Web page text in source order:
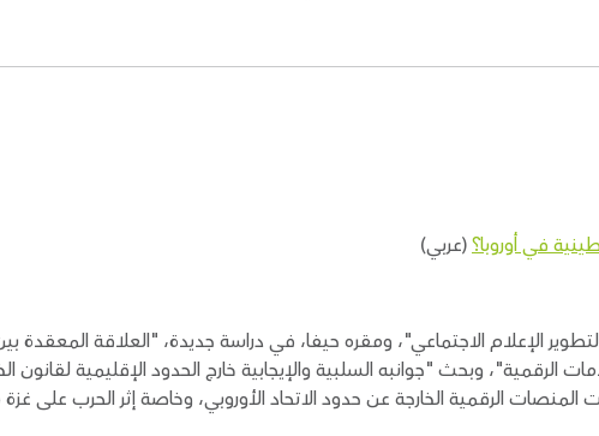
في أوروبا؟(عربي)
لتطوير الإعلام الاجتماعي"، ومقره حيفا، في دراسة جديدة، "العلاقة
الرقمية"، وبحث "جوانبه السلبية والإيجابية خارج الحدود الإقليمية
المنصات الرقمية الخارجة عن حدود الاتحاد الأوروبي، وخاصة إثر الحرب على غزة ما